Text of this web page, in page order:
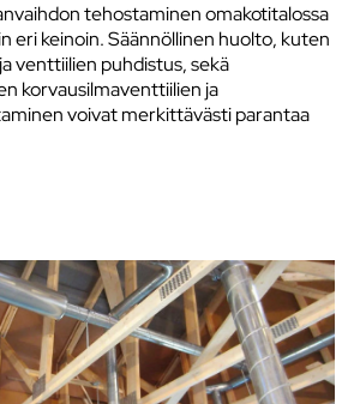
tehostaminen omakotitalossa
eri keinoin. Säännöllinen huolto, kuten
venttiilien puhdistus, sekä
korvausilmaventtiilien ja
voivat merkittävästi parantaa